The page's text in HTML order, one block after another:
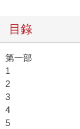
目錄
第一部
1
2
3
4
5